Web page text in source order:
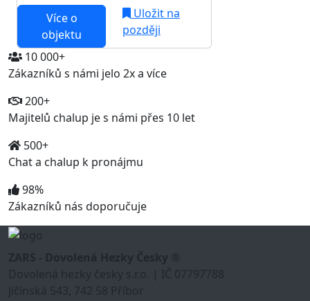
Více o
objektu
Uložit na
později
10 000+
Zákazníků s námi jelo 2x a více
200+
Majitelů chalup je s námi přes 10 let
500+
Chat a chalup k pronájmu
98%
Zákazníků nás doporučuje
ZARS - Dovolená Hezky Česky ®
Dovolená hezky česky s.r.o. | IČ 07797788
Jičínská 543, 742 58 Příbor